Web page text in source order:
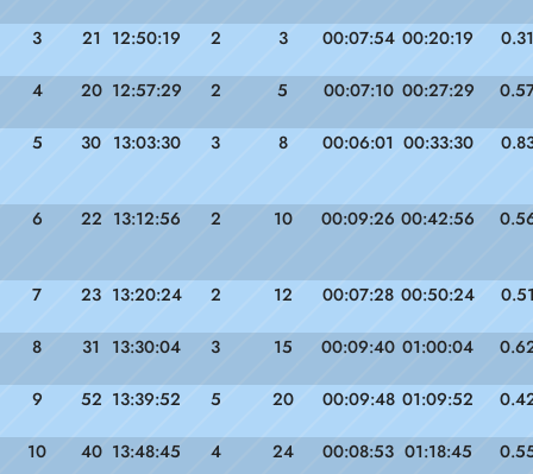
3 21 12:50:19 2 3 00:07:54 00:20:19 0.31
4 20 12:57:29 2 5 00:07:10 00:27:29
5 30 13:03:30 3 8 00:06:01 00:33:30
6 22 13:12:56 2 10 00:09:26 00:42:56
7 23 13:20:24 2 12 00:07:28 00:50:24
8 31 13:30:04 3 15 00:09:40 01:00:04
9 52 13:39:52 5 20 00:09:48 01:09:52
10 40 13:48:45 4 24 00:08:53 01:18:45